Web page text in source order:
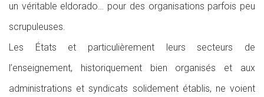
un véritable eldorado… pour des organisations parfois peu
scrupuleuses.
Les États et particulièrement leurs secteurs de
l’enseignement, historiquement bien organisés et aux
administrations et syndicats solidement établis, ne voient